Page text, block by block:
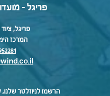
פריגל -
פריגל,
המרכז
הרשמו לניוזלטר